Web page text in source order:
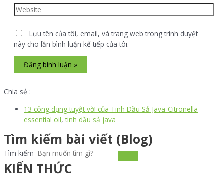
Lưu tên của tôi, email, và trang web trong trình duyệt
này cho lần bình luận kế tiếp của tôi.
Chia sẻ :
13 công dụng tuyệt vời của Tinh Dầu Sả Java-Citronella
essential oil,tinh dầu sả java
Tìm kiếm bài viết (Blog)
Tìm kiếm
KIẾN THỨC